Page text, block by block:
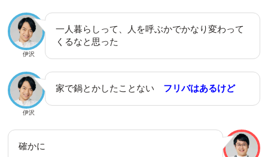
伊沢
一人暮らしって、人を呼ぶかでかなり変わって
くるなと思った
伊沢
家で鍋とかしたことない フリバはあるけど
確かに